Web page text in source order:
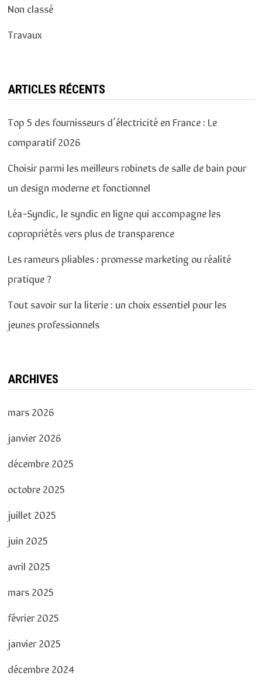
Non classé
Travaux
ARTICLES RÉCENTS
Top 5 des fournisseurs d’électricité en France : Le
comparatif 2026
Choisir parmi les meilleurs robinets de salle de bain pour
un design moderne et fonctionnel
Léa-Syndic, le syndic en ligne qui accompagne les
copropriétés vers plus de transparence
Les rameurs pliables : promesse marketing ou réalité
pratique ?
Tout savoir sur la literie : un choix essentiel pour les
jeunes professionnels
ARCHIVES
mars 2026
janvier 2026
décembre 2025
octobre 2025
juillet 2025
juin 2025
avril 2025
mars 2025
février 2025
janvier 2025
décembre 2024